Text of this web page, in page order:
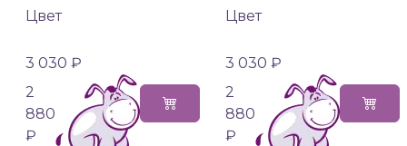
Цвет
3 030 ₽
2
880
₽
Цвет
3 030 ₽
2
880
₽